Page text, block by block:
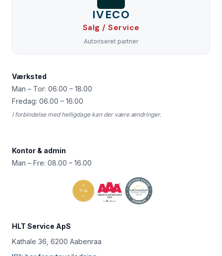
IVECO
Salg / Service
Autoriseret partner
Værksted
Man – Tor: 06.00 – 18.00
Fredag: 06.00 – 16.00
I forbindelse med helligdage kan der være ændringer.
Kontor & admin
Man – Fre: 08.00 – 16.00
HLT Service ApS
Kathale 36, 6200 Aabenraa